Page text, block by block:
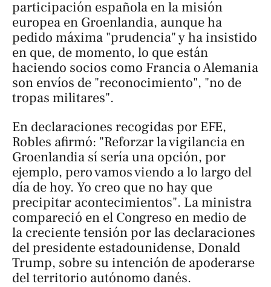
participación española en la misión
europea en Groenlandia, aunque ha
pedido máxima "prudencia" y ha insistido
en que, de momento, lo que están
haciendo socios como Francia o Alemania
son envíos de "reconocimiento", "no de
tropas militares".
En declaraciones recogidas por EFE,
Robles afirmó: "Reforzar la vigilancia en
Groenlandia sí sería una opción, por
ejemplo, pero vamos viendo a lo largo del
día de hoy. Yo creo que no hay que
precipitar acontecimientos". La ministra
compareció en el Congreso en medio de
la creciente tensión por las declaraciones
del presidente estadounidense, Donald
Trump, sobre su intención de apoderarse
del territorio autónomo danés.